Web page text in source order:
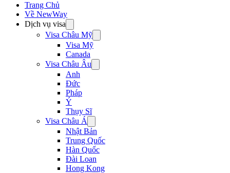
Trang Chủ
Về NewWay
Dịch vụ visa
Visa Châu Mỹ
Visa Mỹ
Canada
Visa Châu Âu
Anh
Đức
Pháp
Ý
Thụy Sĩ
Visa Châu Á
Nhật Bản
Trung Quốc
Hàn Quốc
Đài Loan
Hong Kong